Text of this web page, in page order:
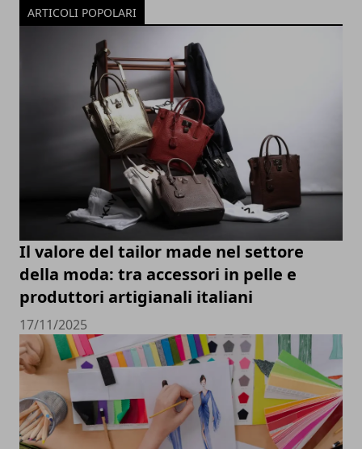
ARTICOLI POPOLARI
Il valore del tailor made nel settore
della moda: tra accessori in pelle e
produttori artigianali italiani
17/11/2025